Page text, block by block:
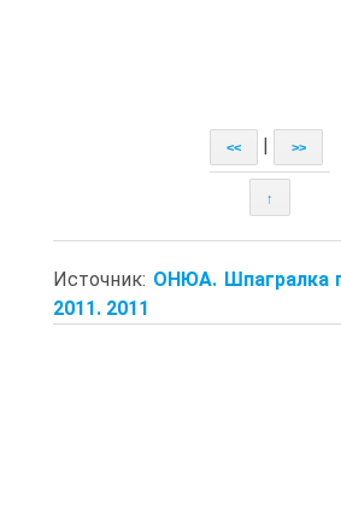
<< >>
↑
Источник: ОНЮА. Шпагралка
2011. 2011